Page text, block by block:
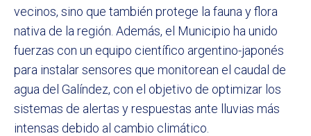
vecinos, sino que también protege la fauna y flora
nativa de la región. Además, el Municipio ha unido
fuerzas con un equipo científico argentino-japonés
para instalar sensores que monitorean el caudal de
agua del Galíndez, con el objetivo de optimizar los
sistemas de alertas y respuestas ante lluvias más
intensas debido al cambio climático.